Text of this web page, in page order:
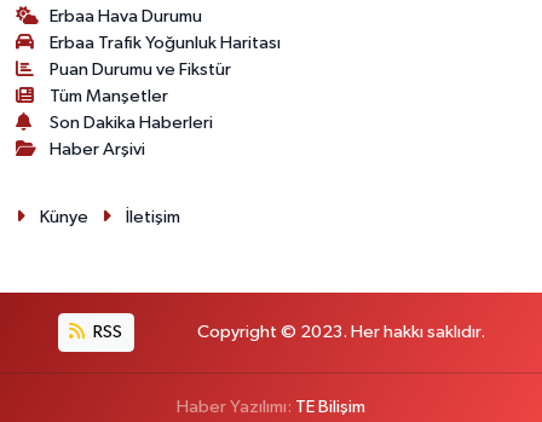
Erbaa Hava Durumu
Erbaa Trafik Yoğunluk Haritası
Puan Durumu ve Fikstür
Tüm Manşetler
Son Dakika Haberleri
Haber Arşivi
Künye İletişim
RSS Copyright © 2023. Her hakkı saklıdır.
Haber Yazılımı: TE Bilişim